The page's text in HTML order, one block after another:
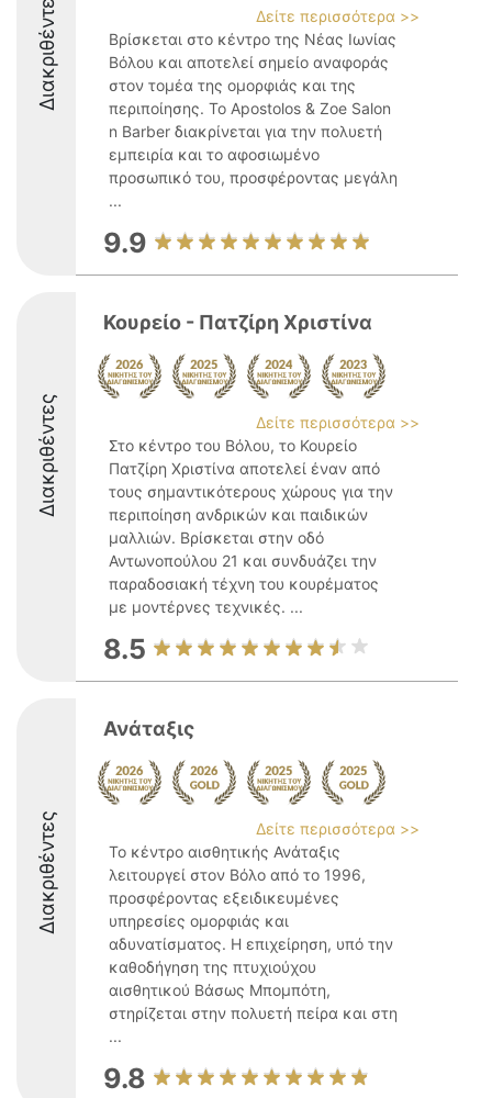
Διακριθέντες
Δείτε περισσότερα >>
Βρίσκεται στο κέντρο της Νέας Ιωνίας
Βόλου και αποτελεί σημείο αναφοράς
στον τομέα της ομορφιάς και της
περιποίησης. Το Apostolos & Zoe Salon
n Barber διακρίνεται για την πολυετή
εμπειρία και το αφοσιωμένο
προσωπικό του, προσφέροντας μεγάλη
...
9.9
Διακριθέντες
Κουρείο - Πατζίρη Χριστίνα
Δείτε περισσότερα >>
Στο κέντρο του Βόλου, το Κουρείο
Πατζίρη Χριστίνα αποτελεί έναν από
τους σημαντικότερους χώρους για την
περιποίηση ανδρικών και παιδικών
μαλλιών. Βρίσκεται στην οδό
Αντωνοπούλου 21 και συνδυάζει την
παραδοσιακή τέχνη του κουρέματος
με μοντέρνες τεχνικές. ...
8.5
Διακριθέντες
Ανάταξις
Δείτε περισσότερα >>
Το κέντρο αισθητικής Ανάταξις
λειτουργεί στον Βόλο από το 1996,
προσφέροντας εξειδικευμένες
υπηρεσίες ομορφιάς και
αδυνατίσματος. Η επιχείρηση, υπό την
καθοδήγηση της πτυχιούχου
αισθητικού Βάσως Μπομπότη,
στηρίζεται στην πολυετή πείρα και στη
...
9.8